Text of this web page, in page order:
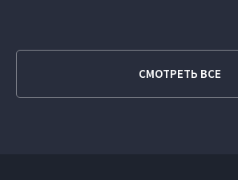
СМОТРЕТЬ ВСЕ